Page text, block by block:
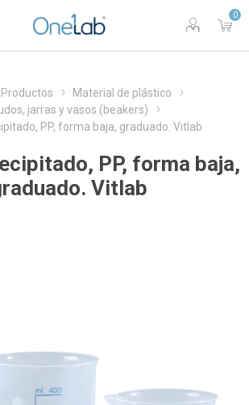
0
Productos
Material de plástico
jarras y vasos (beakers)
PP, forma baja, graduado. Vitlab
PP, forma baja,
Vitlab